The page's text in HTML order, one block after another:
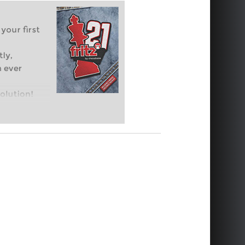
your first
ever
chess,